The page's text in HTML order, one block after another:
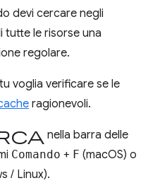
devi cercare negli
tutte le risorse una
regolare.
voglia verificare se le
ragionevoli.
nella barra delle
Comando + F (macOS) o
/ Linux).